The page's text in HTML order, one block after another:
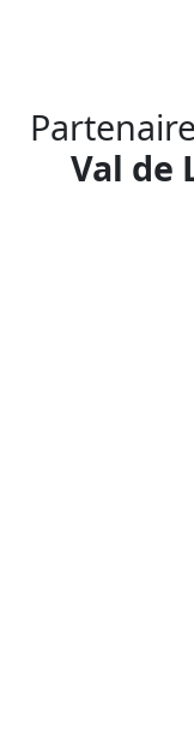
Val de